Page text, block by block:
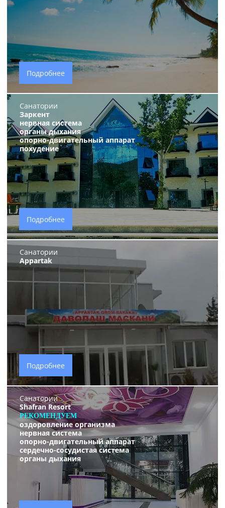
Подробнее
Санатории
Заркент
нервная система
органы дыхания
опорно-двигательный аппарат
похудение
Подробнее
Санатории
Appartak
Подробнее
Санатории
Shafran Resort
РЕКОМЕНДУЕМ
оздоровление организма
нервная система
опорно-двигательный аппарат
сердечно-сосудистая система
органы дыхания